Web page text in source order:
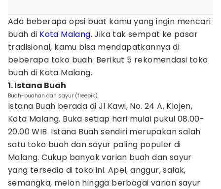
Ada beberapa opsi buat kamu yang ingin mencari
buah di Kota Malang. Jika tak sempat ke pasar
tradisional, kamu bisa mendapatkannya di
beberapa toko buah. Berikut 5 rekomendasi toko
buah di Kota Malang.
1. Istana Buah
Buah-buahan dan sayur (freepik)
Istana Buah berada di Jl Kawi, No. 24 A, Klojen,
Kota Malang. Buka setiap hari mulai pukul 08.00-
20.00 WIB. Istana Buah sendiri merupakan salah
satu toko buah dan sayur paling populer di
Malang. Cukup banyak varian buah dan sayur
yang tersedia di toko ini. Apel, anggur, salak,
semangka, melon hingga berbagai varian sayur